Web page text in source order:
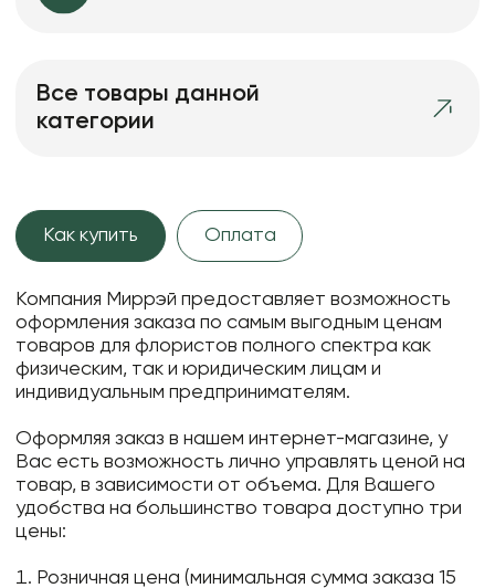
Все товары данной
категории
Как купить Оплата
Компания Миррэй предоставляет возможность
оформления заказа по самым выгодным ценам
товаров для флористов полного спектра как
физическим, так и юридическим лицам и
индивидуальным предпринимателям.
Оформляя заказ в нашем интернет-магазине, у
Вас есть возможность лично управлять ценой на
товар, в зависимости от объема. Для Вашего
удобства на большинство товара доступно три
цены:
Розничная цена (минимальная сумма заказа 15